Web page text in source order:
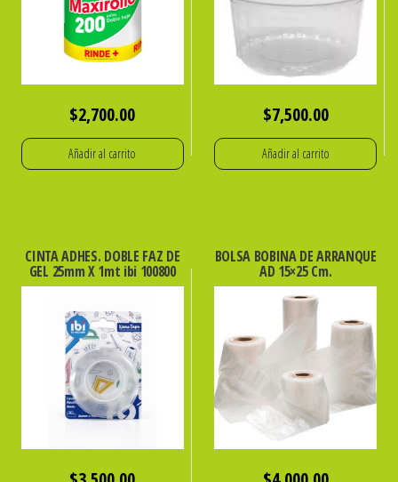
$2,700.00
Añadir al carrito
$7,500.00
Añadir al carrito
CINTA ADHES. DOBLE FAZ DE
GEL 25mm X 1mt ibi 100800
BOLSA BOBINA DE ARRANQUE
AD 15×25 Cm.